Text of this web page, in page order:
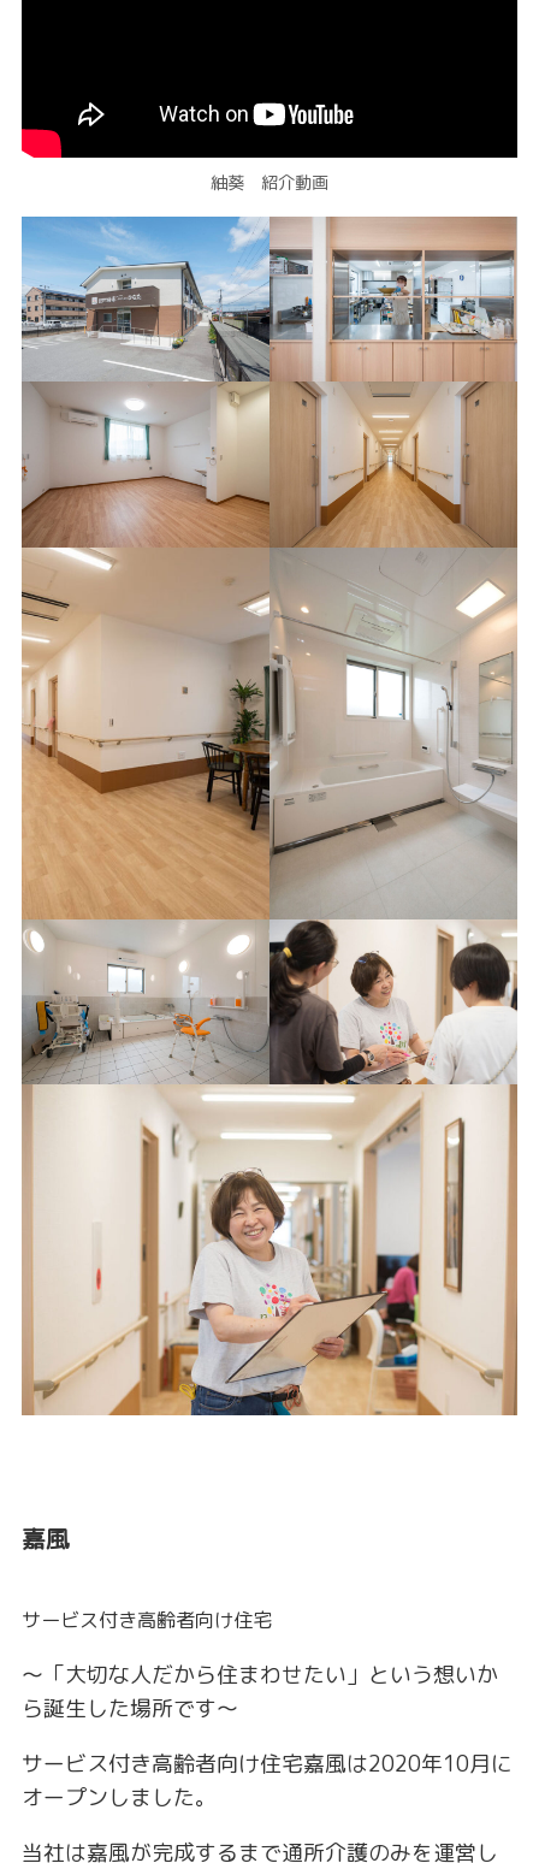
紬葵 紹介動画
嘉風
サービス付き高齢者向け住宅
～「大切な人だから住まわせたい」という想いか
ら誕生した場所です～
サービス付き高齢者向け住宅嘉風は2020年10月に
オープンしました。
当社は嘉風が完成するまで通所介護のみを運営し